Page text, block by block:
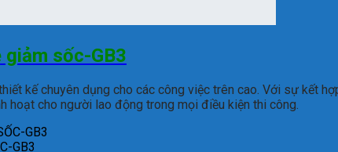
giảm sốc-GB3
kế chuyên dụng cho các công việc trên cao. Với sự kết
hoạt cho người lao động trong mọi điều kiện thi công.
GB3